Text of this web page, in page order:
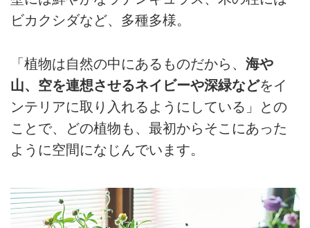
ビカクシダなど、多種多様。
「植物は自然の中にあるものだから、 海や
山、空を連想させるネイビーや深緑などをイ
ンテリアに取り入れるようにしている」との
ことで、どの植物も、最初からそこにあった
ように空間になじんでいます。